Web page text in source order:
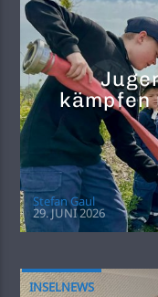
kämpfen
Stefan Gaul
29. JUNI 2026
INSELNEWS